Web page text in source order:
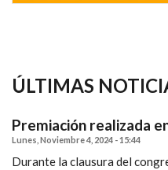
ÚLTIMAS
Premiación realizada
Lunes, Noviembre 4, 2024 - 15:44
Durante la clausura del